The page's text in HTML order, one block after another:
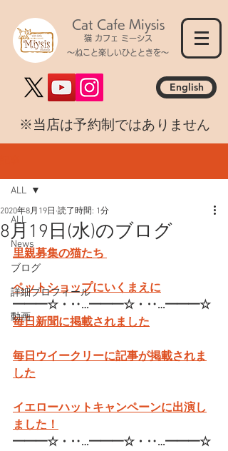
Cat Cafe Miysis
猫 カフェ ミーシス
～ねこと楽しいひとときを～
English
​※当店は予約制ではありません
ALL
News
ブログ
詳細プロフィール
動画
ALL
8月19日(水)のブログ
2020年8月19日 読了時間: 1分
里親募集の猫たち
ペットショップにいくまえに
━━━☆・‥…━━━☆・‥…━━━☆
毎日新聞に掲載されました
毎日ウイークリーに記事が掲載されま
した
イエローハットキャンペーンに出演し
ました！
━━━☆・‥…━━━☆・‥…━━━☆